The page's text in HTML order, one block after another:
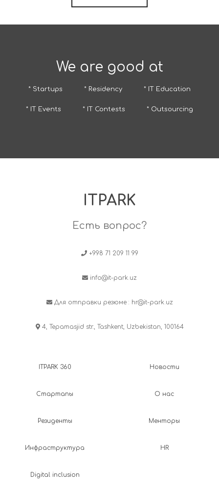
We are good at
* Startups * Residency * IT Education
* IT Events * IT Contests * Outsourcing
ITPARK
Есть вопрос?
+998 71 209 11 99
info@it-park.uz
Для отправки резюме : hr@it-park.uz
4, Tepamasjid str., Tashkent, Uzbekistan, 100164
ITPARK 360
Стартапы
Резиденты
Инфраструктура
Digital inclusion
Новости
О нас
Менторы
HR